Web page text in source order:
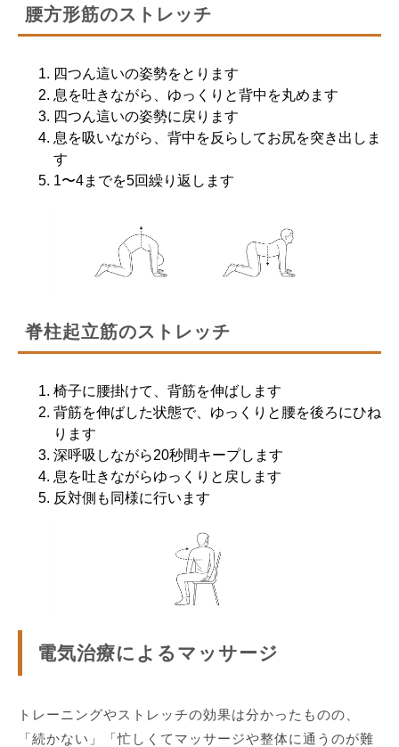
腰方形筋のストレッチ
四つん這いの姿勢をとります
息を吐きながら、ゆっくりと背中を丸めます
四つん這いの姿勢に戻ります
息を吸いながら、背中を反らしてお尻を突き出しま
す
1〜4までを5回繰り返します
脊柱起立筋のストレッチ
椅子に腰掛けて、背筋を伸ばします
背筋を伸ばした状態で、ゆっくりと腰を後ろにひね
ります
深呼吸しながら20秒間キープします
息を吐きながらゆっくりと戻します
反対側も同様に行います
電気治療によるマッサージ
トレーニングやストレッチの効果は分かったものの、
「続かない」「忙しくてマッサージや整体に通うのが難